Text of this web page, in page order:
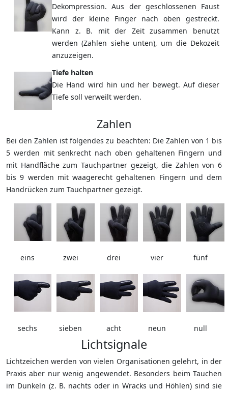
Dekompression. Aus der geschlossenen Faust
wird der kleine Finger nach oben gestreckt.
Kann z. B. mit der Zeit zusammen benutzt
werden (Zahlen siehe unten), um die Dekozeit
anzuzeigen.
Tiefe halten
Die Hand wird hin und her bewegt. Auf dieser
Tiefe soll verweilt werden.
Zahlen
Bei den Zahlen ist folgendes zu beachten: Die Zahlen von 1 bis
5 werden mit senkrecht nach oben gehaltenen Fingern und
mit Handfläche zum Tauchpartner gezeigt, die Zahlen von 6
bis 9 werden mit waagerecht gehaltenen Fingern und dem
Handrücken zum Tauchpartner gezeigt.
eins zwei drei vier fünf
sechs sieben acht neun null
Lichtsignale
Lichtzeichen werden von vielen Organisationen gelehrt, in der
Praxis aber nur wenig angewendet. Besonders beim Tauchen
im Dunkeln (z. B. nachts oder in Wracks und Höhlen) sind sie